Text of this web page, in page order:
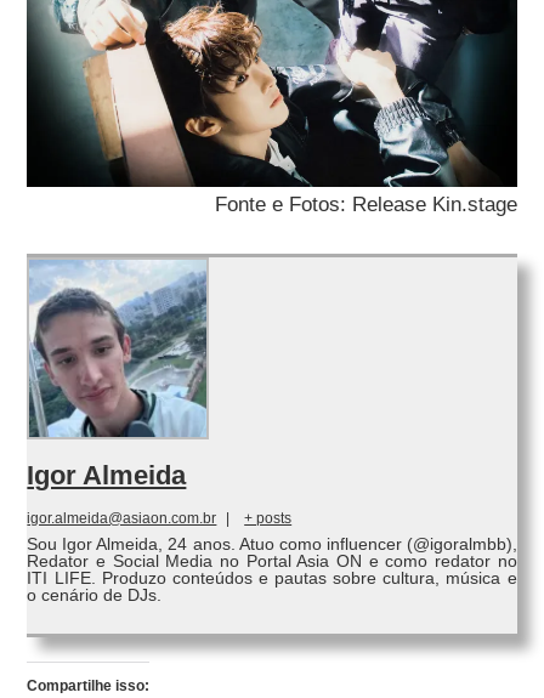
Fonte e Fotos: Release Kin.stage
Igor Almeida
igor.almeida@asiaon.com.br | + posts
Sou Igor Almeida, 24 anos. Atuo como influencer (@igoralmbb),
Redator e Social Media no Portal Asia ON e como redator no
ITI LIFE. Produzo conteúdos e pautas sobre cultura, música e
o cenário de DJs.
Compartilhe isso: